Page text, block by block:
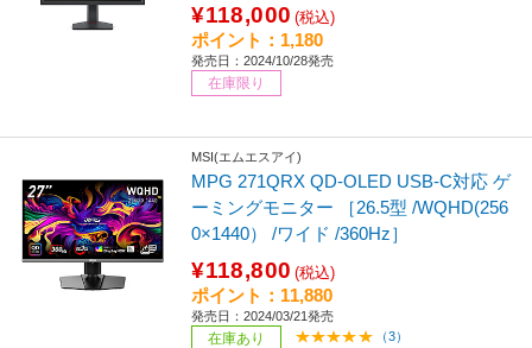
¥118,000 (税込)
ポイント：1,180
発売日：2024/10/28発売
在庫限り
MSI(エムエスアイ)
MPG 271QRX QD-OLED USB-C対応 ゲ
ーミングモニター ［26.5型 /WQHD(256
0×1440） /ワイド /360Hz］
¥118,800 (税込)
ポイント：11,880
発売日：2024/03/21発売
在庫あり （3）